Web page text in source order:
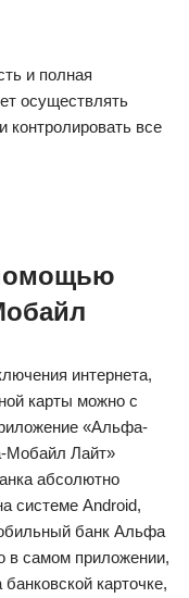
и полная
осуществлять
контролировать все
интернета,
карты можно с
«Альфа-
Мобайл Лайт»
абсолютно
системе Android,
банк Альфа
в самом приложении,
карточке,